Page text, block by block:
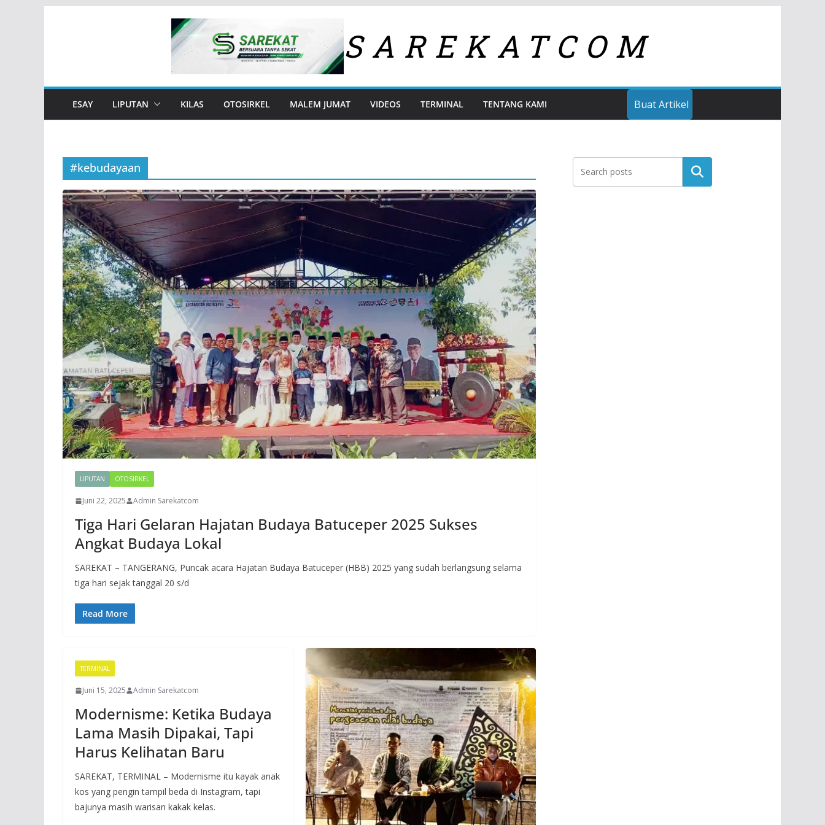
SAREKATCOM
ESAY LIPUTAN KILAS OTOSIRKEL MALEM JUMAT VIDEOS TERMINAL TENTANG KAMI Buat Artikel
#kebudayaan
LIPUTAN OTOSIRKEL
Juni 22, 2025 Admin Sarekatcom
Tiga Hari Gelaran Hajatan Budaya Batuceper 2025 Sukses
Angkat Budaya Lokal
SAREKAT – TANGERANG, Puncak acara Hajatan Budaya Batuceper (HBB) 2025 yang sudah berlangsung selama
tiga hari sejak tanggal 20 s/d
Read More
TERMINAL
Juni 15, 2025 Admin Sarekatcom
Modernisme: Ketika Budaya
Lama Masih Dipakai, Tapi
Harus Kelihatan Baru
SAREKAT, TERMINAL – Modernisme itu kayak anak
kos yang pengin tampil beda di Instagram, tapi
bajunya masih warisan kakak kelas.